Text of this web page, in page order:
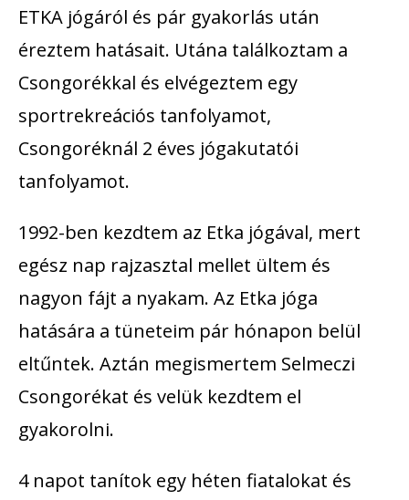
ETKA jógáról és pár gyakorlás után
éreztem hatásait. Utána találkoztam a
Csongorékkal és elvégeztem egy
sportrekreációs tanfolyamot,
Csongoréknál 2 éves jógakutatói
tanfolyamot.
1992-ben kezdtem az Etka jógával, mert
egész nap rajzasztal mellet ültem és
nagyon fájt a nyakam. Az Etka jóga
hatására a tüneteim pár hónapon belül
eltűntek. Aztán megismertem Selmeczi
Csongorékat és velük kezdtem el
gyakorolni.
4 napot tanítok egy héten fiatalokat és